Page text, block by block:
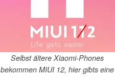
Selbst ältere Xiaomi-Phones
bekommen MIUI 12, hier gibts eine